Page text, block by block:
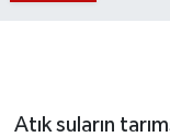
Atık suların